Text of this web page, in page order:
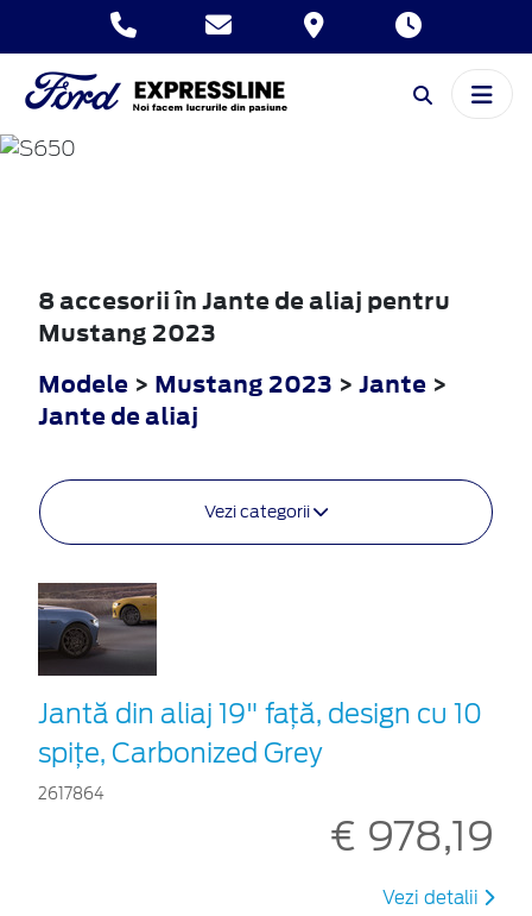
MUSTANG
8 accesorii în Jante de aliaj pentru
Mustang 2023
Modele > Mustang 2023 > Jante >
Jante de aliaj
Vezi categorii
Jantă din aliaj 19" față, design cu 10
spițe, Carbonized Grey
2617864
€ 978,19
Vezi detalii